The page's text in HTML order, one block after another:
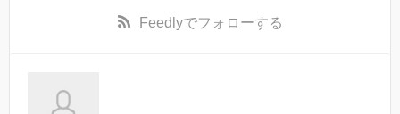
Feedlyでフォローする